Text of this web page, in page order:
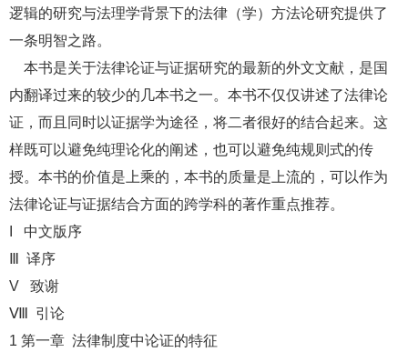
逻辑的研究与法理学背景下的法律（学）方法论研究提供了
一条明智之路。
本书是关于法律论证与证据研究的最新的外文文献，是国
内翻译过来的较少的几本书之一。本书不仅仅讲述了法律论
证，而且同时以证据学为途径，将二者很好的结合起来。这
样既可以避免纯理论化的阐述，也可以避免纯规则式的传
授。本书的价值是上乘的，本书的质量是上流的，可以作为
法律论证与证据结合方面的跨学科的著作重点推荐。
I 中文版序
Ⅲ 译序
V 致谢
Ⅷ 引论
1 第一章 法律制度中论证的特征